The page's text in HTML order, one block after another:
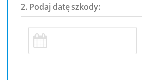
2. Podaj datę szkody: